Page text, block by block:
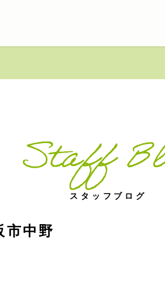
Staffスタッフブログ
市中野